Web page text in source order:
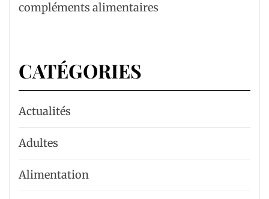
compléments alimentaires
CATÉGORIES
Actualités
Adultes
Alimentation